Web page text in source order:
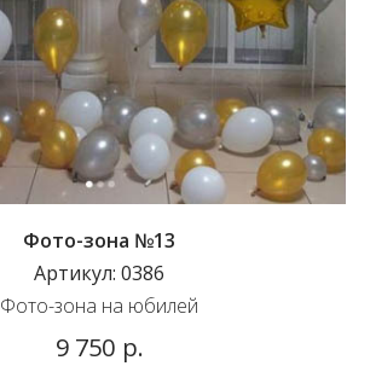
Фото-зона №13
Артикул: 0386
Фото-зона на юбилей
9 750 р.